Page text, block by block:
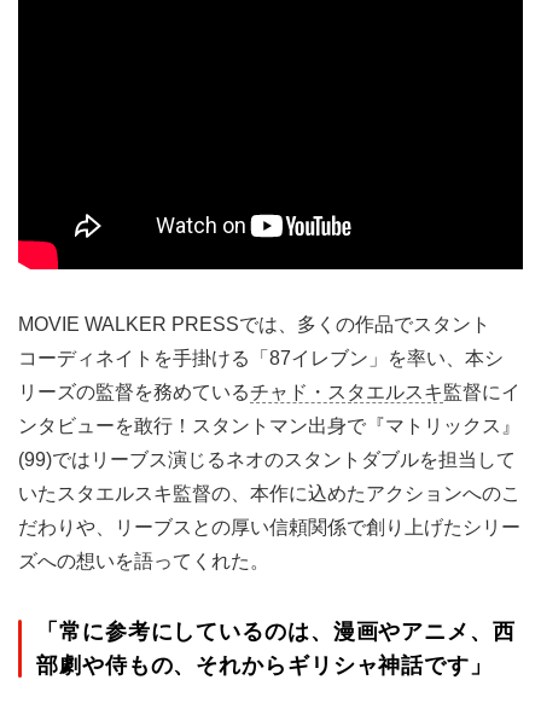
MOVIE WALKER PRESSでは、多くの作品でスタント
コーディネイトを手掛ける「87イレブン」を率い、本シ
リーズの監督を務めているチャド・スタエルスキ監督にイ
ンタビューを敢行！スタントマン出身で『マトリックス』
(99)ではリーブス演じるネオのスタントダブルを担当して
いたスタエルスキ監督の、本作に込めたアクションへのこ
だわりや、リーブスとの厚い信頼関係で創り上げたシリー
ズへの想いを語ってくれた。
「常に参考にしているのは、漫画やアニメ、西
部劇や侍もの、それからギリシャ神話です」